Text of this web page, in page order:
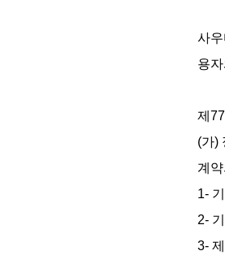
사
용
제
(가)
계
1-
2-
3-